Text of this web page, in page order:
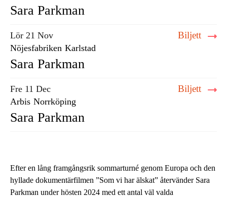
Sara Parkman
Lör 21 Nov
Nöjesfabriken Karlstad
Biljett
Sara Parkman
Fre 11 Dec
Arbis Norrköping
Biljett
Sara Parkman
Efter en lång framgångsrik sommarturné genom Europa och den
hyllade dokumentärfilmen ”Som vi har älskat” återvänder Sara
Parkman under hösten 2024 med ett antal väl valda